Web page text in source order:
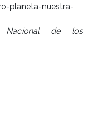
planeta-nuestra-
Nacional de los